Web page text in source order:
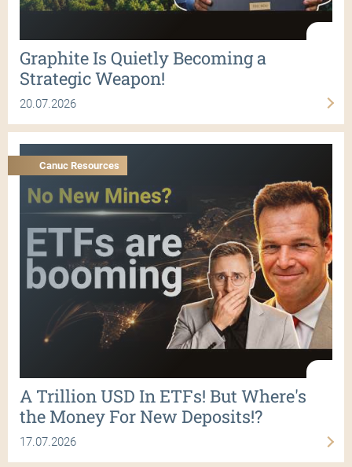
Graphite Is Quietly Becoming a
Strategic Weapon!
20.07.2026
Canuc Resources
A Trillion USD In ETFs! But Where's
the Money For New Deposits!?
17.07.2026